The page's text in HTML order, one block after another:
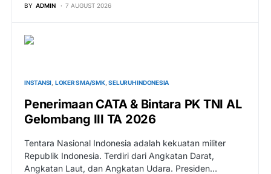
BY ADMIN 7 AUGUST 2026
INSTANSI LOKER SMA/SMK SELURUH INDONESIA
Penerimaan CATA & Bintara PK TNI AL
Gelombang III TA 2026
Tentara Nasional Indonesia adalah kekuatan militer
Republik Indonesia. Terdiri dari Angkatan Darat,
Angkatan Laut, dan Angkatan Udara. Presiden…